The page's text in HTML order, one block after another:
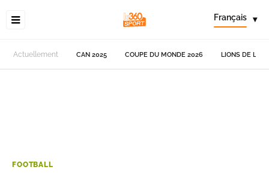
Français ▾
Actuellement CAN 2025 COUPE DU MONDE 2026 LIONS DE
FOOTBALL